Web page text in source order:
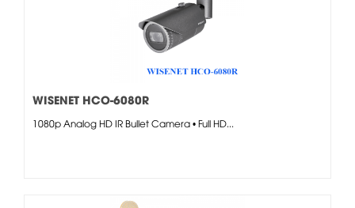
WISENET HCO-6080R
1080p Analog HD IR Bullet Camera • Full HD...